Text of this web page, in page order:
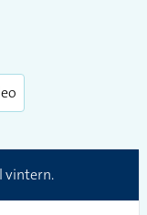
vintern.